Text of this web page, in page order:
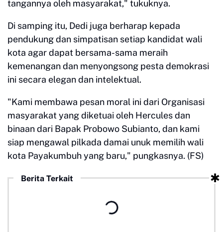
tangannya oleh masyarakat," tukuknya.
Di samping itu, Dedi juga berharap kepada
pendukung dan simpatisan setiap kandidat wali
kota agar dapat bersama-sama meraih
kemenangan dan menyongsong pesta demokrasi
ini secara elegan dan intelektual.
"Kami membawa pesan moral ini dari Organisasi
masyarakat yang diketuai oleh Hercules dan
binaan dari Bapak Probowo Subianto, dan kami
siap mengawal pilkada damai unuk memilih wali
kota Payakumbuh yang baru," pungkasnya. (FS)
Berita Terkait